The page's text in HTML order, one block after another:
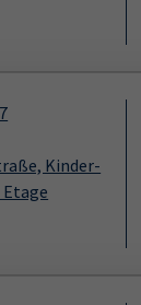
Kinder-